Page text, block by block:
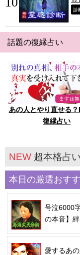
診
話題の復縁占い
あの人とやり直せる
復縁占い
NEW 超本格占い
本日の厳選おす
号泣6000
の本音】
愛するあ